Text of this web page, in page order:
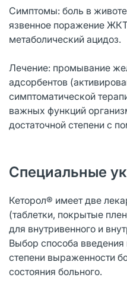
Симптомы: боль в
язвенное поражение
метаболический ацидоз.
Лечение: промывание
адсорбентов
симптоматической
важных функций
достаточной степени с
Специальные
Кеторол® имеет две
(таблетки, покрытые
для внутривенного и
Выбор способа введения
степени выраженности
состояния больного.